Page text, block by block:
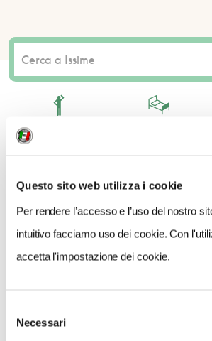
Questo sito web utilizza i cookie
Per rendere l’accesso e l’uso del nostro
intuitivo facciamo uso dei cookie. Con
accetta l'impostazione dei cookie.
delNecessari
Nessun